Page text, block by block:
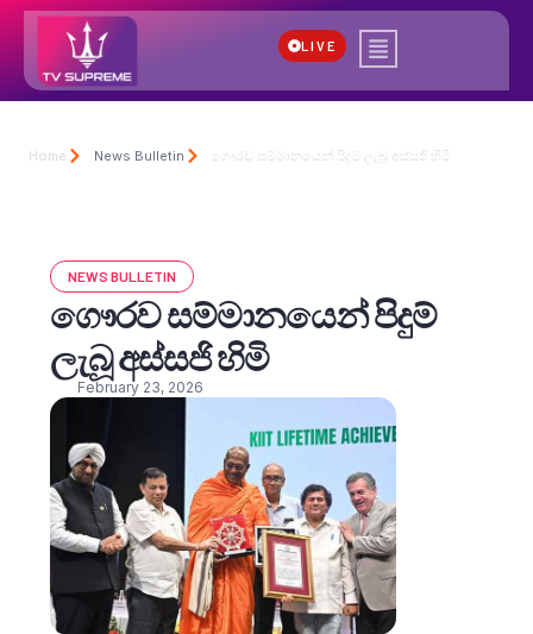
LIVE
Home News Bulletin ගෞරව සම්මානයෙන් පිදුම් ලැබූ අස්සජි හිමි
NEWS BULLETIN
ගෞරව සම්මානයෙන් පිදුම්
ලැබූ අස්සජි හිමි
February 23, 2026